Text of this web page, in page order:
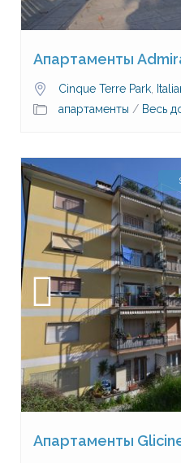
Апартаменты
Cinque Terre Park,
апартаменты / Весь
Апартаменты